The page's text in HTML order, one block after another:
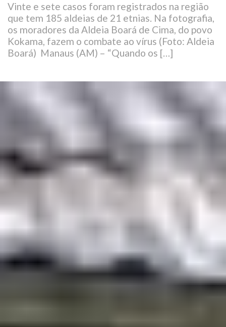
Vinte e sete casos foram registrados na região
que tem 185 aldeias de 21 etnias. Na fotografia,
os moradores da Aldeia Boará de Cima, do povo
Kokama, fazem o combate ao vírus (Foto: Aldeia
Boará) Manaus (AM) – “Quando os […]